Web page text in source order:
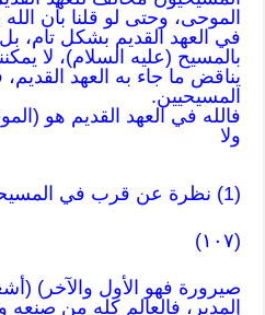
الموحى، وحتى لو قلنا بأن
في العهد القديم بشكل تام،
بالمسيح (عليه السلام)، لا
يناقض ما جاء به العهد
المسيحيين.
فالله في العهد القديم هو
ولا
(1) نظرة عن قرب في المسيحية: 38.
(١٠٧)
المدبر، فالعالم كله من